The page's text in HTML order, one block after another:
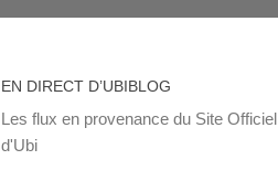
EN DIRECT D’UBIBLOG
Les flux en provenance du Site Officiel
d'Ubi